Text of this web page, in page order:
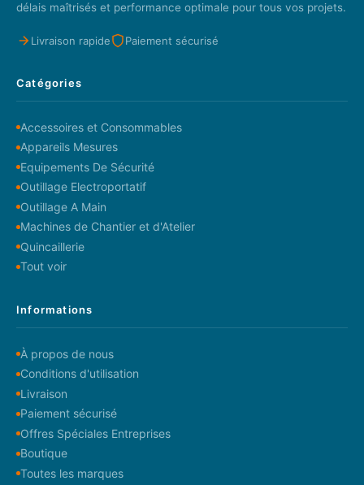
délais maîtrisés et performance optimale pour tous vos projets.
Livraison rapide Paiement sécurisé
Catégories
Accessoires et Consommables
Appareils Mesures
Equipements De Sécurité
Outillage Electroportatif
Outillage A Main
Machines de Chantier et d'Atelier
Quincaillerie
Tout voir
Informations
À propos de nous
Conditions d'utilisation
Livraison
Paiement sécurisé
Offres Spéciales Entreprises
Boutique
Toutes les marques